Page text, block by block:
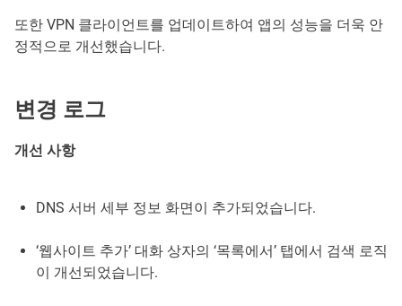
또한 VPN 클라이언트를 업데이트하여 앱의 성능을 더욱 안
정적으로 개선했습니다.
변경 로그
개선 사항
DNS 서버 세부 정보 화면이 추가되었습니다.
‘웹사이트 추가’ 대화 상자의 ‘목록에서’ 탭에서 검색 로직
이 개선되었습니다.